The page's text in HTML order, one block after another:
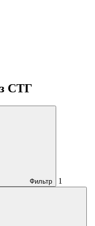
СТГ
Фильтр 1